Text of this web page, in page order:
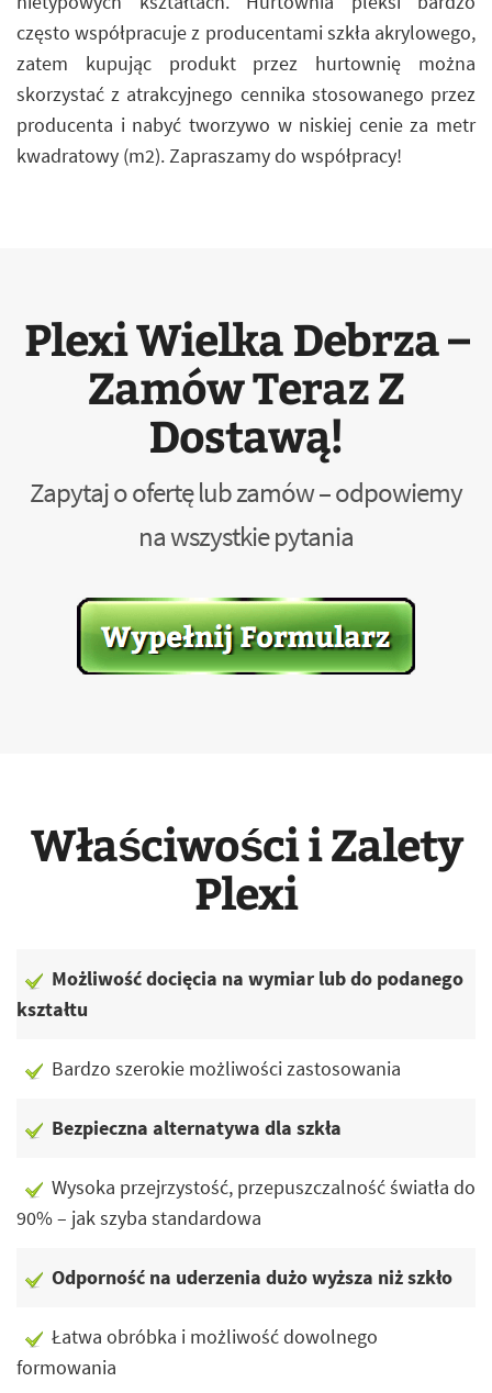
często współpracuje z producentami szkła akrylowego,
zatem kupując produkt przez hurtownię można
skorzystać z atrakcyjnego cennika stosowanego przez
producenta i nabyć tworzywo w niskiej cenie za metr
kwadratowy (m2). Zapraszamy do współpracy!
Plexi Wielka Debrza –
Zamów Teraz Z
Dostawą!
Zapytaj o ofertę lub zamów – odpowiemy
na wszystkie pytania
Właściwości i Zalety
Plexi
Możliwość docięcia na wymiar lub do podanego
kształtu
Bardzo szerokie możliwości zastosowania
Bezpieczna alternatywa dla szkła
Wysoka przejrzystość, przepuszczalność światła do
90% – jak szyba standardowa
Odporność na uderzenia dużo wyższa niż szkło
Łatwa obróbka i możliwość dowolnego
formowania